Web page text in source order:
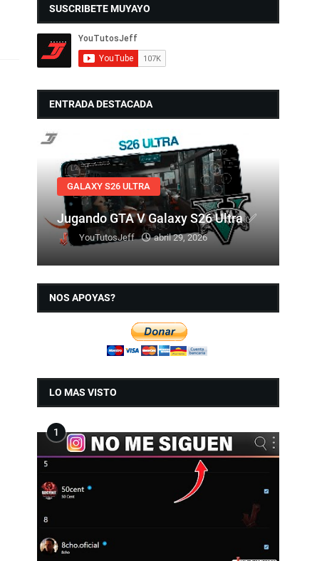
SUSCRIBETE MUYAYO
ENTRADA DESTACADA
GALAXY S26 ULTRA
Jugando GTA V Galaxy S26 Ultra ✅
YouTutosJeff abril 29, 2026
NOS APOYAS?
LO MAS VISTO